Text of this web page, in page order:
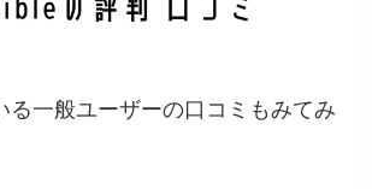
る一般ユーザーの口コミもみてみ